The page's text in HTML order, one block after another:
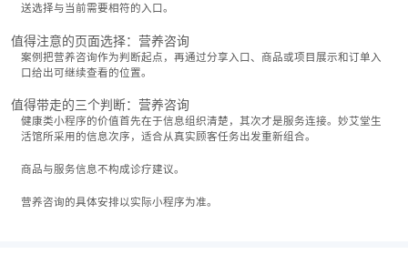
送选择与当前需要相符的入口。
值得注意的页面选择：营养咨询
案例把营养咨询作为判断起点，再通过分享入口、商品或项目展示和订单入
口给出可继续查看的位置。
值得带走的三个判断：营养咨询
健康类小程序的价值首先在于信息组织清楚，其次才是服务连接。妙艾堂生
活馆所采用的信息次序，适合从真实顾客任务出发重新组合。
商品与服务信息不构成诊疗建议。
营养咨询的具体安排以实际小程序为准。